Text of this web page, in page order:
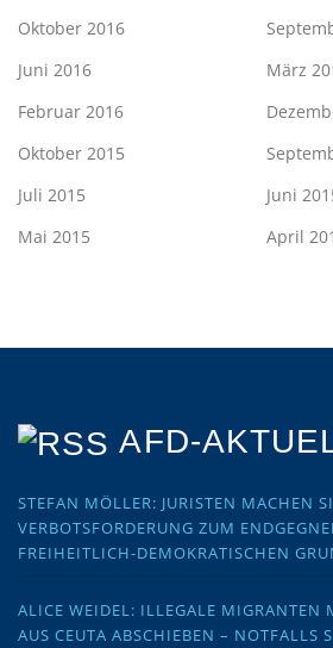
Oktober 2016
Juni 2016
März
Februar 2016
Oktober 2015
Juli 2015
Juni
Mai 2015
April
AFD-
STEFAN MÖLLER: JURISTEN MACHEN
VERBOTSFORDERUNG ZUM
FREIHEITLICH-DEMOKRATISCHEN
ALICE WEIDEL: ILLEGALE MIGRANTEN
AUS CEUTA ABSCHIEBEN – NOTFALLS